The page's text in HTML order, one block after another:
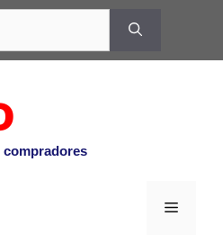
compradores
Menu